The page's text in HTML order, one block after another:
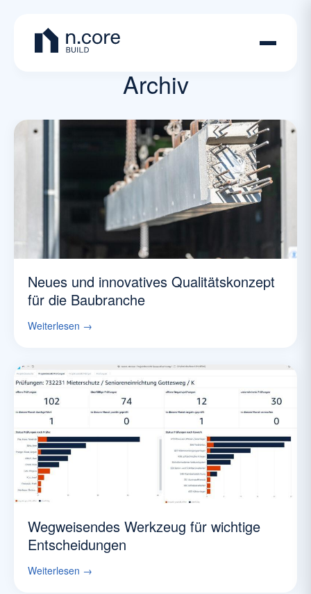
Archiv
Neues und innovatives Qualitätskonzept
für die Baubranche
Weiterlesen →
Wegweisendes Werkzeug für wichtige
Entscheidungen
Weiterlesen →